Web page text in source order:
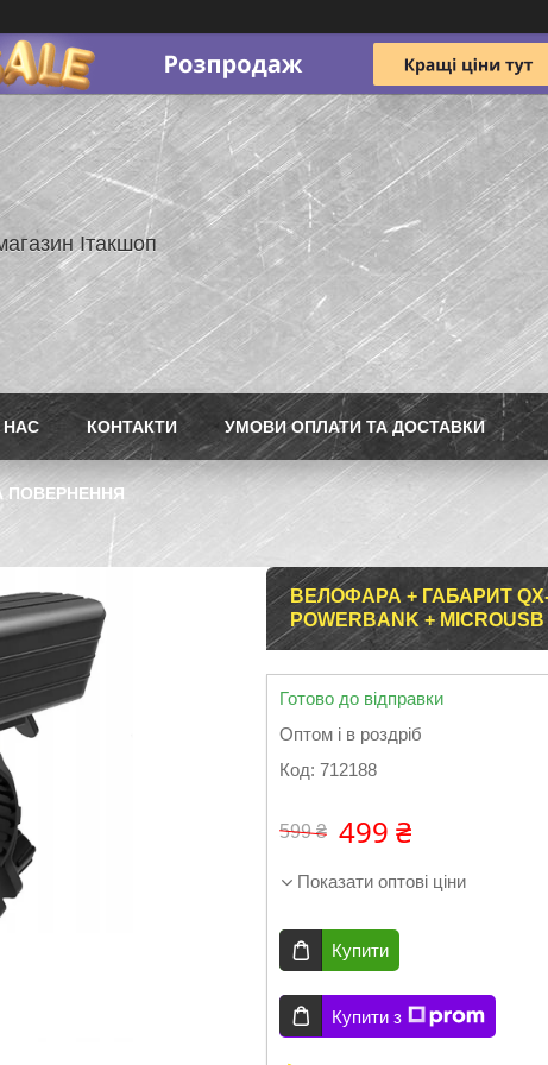
Ітакшоп
НАС КОНТАКТИ УМОВИ ОПЛАТИ ТА ДОСТАВКИ
ПОВЕРНЕННЯ
ВЕЛОФАРА + ГАБАРИТ QX-
POWERBANK +
Готово до відправки
Оптом і в роздріб
Код: 712188
599 ₴ 499 ₴
Показати оптові ціни
Купити
Купити з